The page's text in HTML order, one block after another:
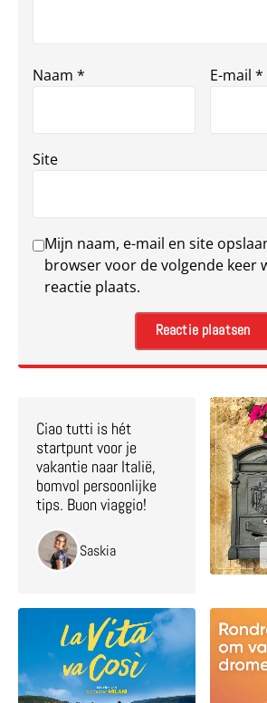
Naam * E-mail *
Site
Mijn naam, e-mail en site
browser voor de volgende keer
reactie plaats.
Ciao tutti is hét
startpunt voor je
vakantie naar Italië,
bomvol persoonlijke
tips. Buon viaggio!
Saskia